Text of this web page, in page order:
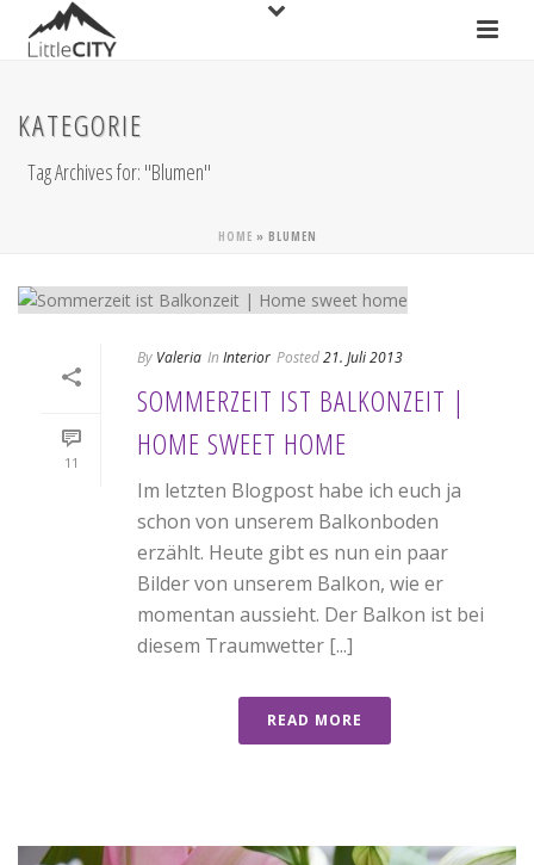
KATEGORIE
Tag Archives for: "Blumen"
HOME » BLUMEN
11
By Valeria In Interior Posted21. Juli 2013
SOMMERZEIT IST BALKONZEIT |
HOME SWEET HOME
Im letzten Blogpost habe ich euch ja
schon von unserem Balkonboden
erzählt. Heute gibt es nun ein paar
Bilder von unserem Balkon, wie er
momentan aussieht. Der Balkon ist bei
diesem Traumwetter [...]
READ MORE